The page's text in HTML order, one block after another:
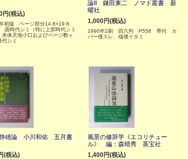
円(税込)
初版 ページ部分14.8×19.8
時代シミ（特に上部時代シミ
体天地小口およびページ数ヶ
代シミ
論II 鎌田東二 ノマド叢書 新
曜社
1,000円(税込)
1990年2刷 四六判 P558 帯付 カ
バー僅スレ、端僅イタミ
雄論 小川和佑 五月書
(税込)
風景の修辞学《エコリチュー
ル》 編：森晴秀 英宝社
1,400円(税込)